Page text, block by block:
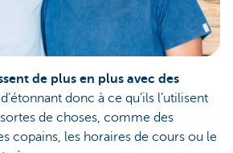
de plus en plus avec des
donc à ce qu’ils l’utilisent
de choses, comme des
copains, les horaires de cours ou le